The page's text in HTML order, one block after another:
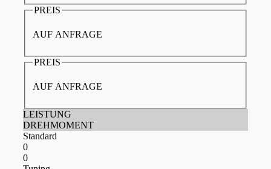
PREIS
AUF ANFRAGE
PREIS
AUF ANFRAGE
LEISTUNG
DREHMOMENT
Standard
0
0